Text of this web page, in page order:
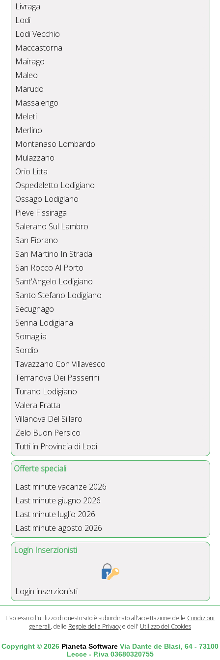
Livraga
Lodi
Lodi Vecchio
Maccastorna
Mairago
Maleo
Marudo
Massalengo
Meleti
Merlino
Montanaso Lombardo
Mulazzano
Orio Litta
Ospedaletto Lodigiano
Ossago Lodigiano
Pieve Fissiraga
Salerano Sul Lambro
San Fiorano
San Martino In Strada
San Rocco Al Porto
Sant'Angelo Lodigiano
Santo Stefano Lodigiano
Secugnago
Senna Lodigiana
Somaglia
Sordio
Tavazzano Con Villavesco
Terranova Dei Passerini
Turano Lodigiano
Valera Fratta
Villanova Del Sillaro
Zelo Buon Persico
Tutti in Provincia di Lodi
Offerte speciali
Last minute vacanze 2026
Last minute giugno 2026
Last minute luglio 2026
Last minute agosto 2026
Login Inserzionisti
Login inserzionisti
L'accesso o l'utilizzo di questo sito è subordinato all'accettazione delle Condizioni
generali, delle Regole della Privacye dell' Utilizzo dei Cookies
Copyright © 2026 Pianeta Software Via Dante de Blasi, 64 - 73100
Lecce - P.iva 03680320755